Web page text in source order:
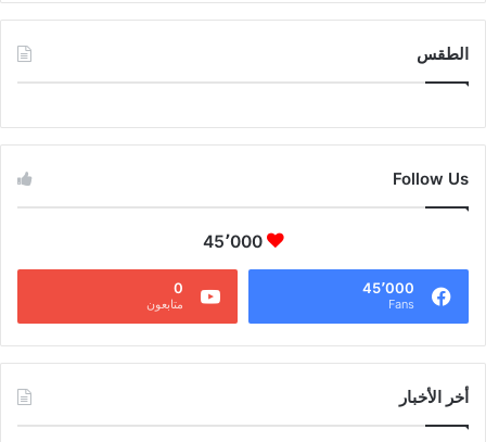
الطقس
Follow Us
45٬000
45٬000
Fans
0
متابعون
أخر الأخبار